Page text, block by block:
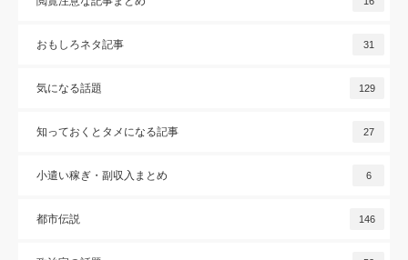
おもしろネタ記事 31
気になる話題 129
知っておくとタメになる記事 27
小遣い稼ぎ・副収入まとめ 6
都市伝説 146